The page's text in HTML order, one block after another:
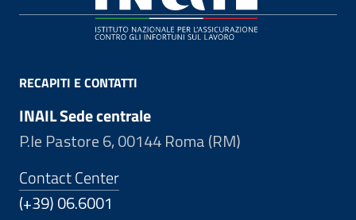
RECAPITI E CONTATTI
INAIL Sede centrale
P.le Pastore 6, 00144 Roma (RM)
Contact Center
(+39) 06.6001